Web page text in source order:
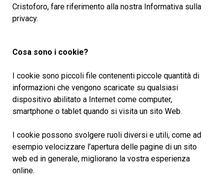
Cristoforo, fare riferimento alla nostra Informativa sulla
privacy.
Cosa sono i cookie?
I cookie sono piccoli file contenenti piccole quantità di
informazioni che vengono scaricate su qualsiasi
dispositivo abilitato a Internet come computer,
smartphone o tablet quando si visita un sito Web.
I cookie possono svolgere ruoli diversi e utili, come ad
esempio velocizzare l’apertura delle pagine di un sito
web ed in generale, migliorano la vostra esperienza
online.